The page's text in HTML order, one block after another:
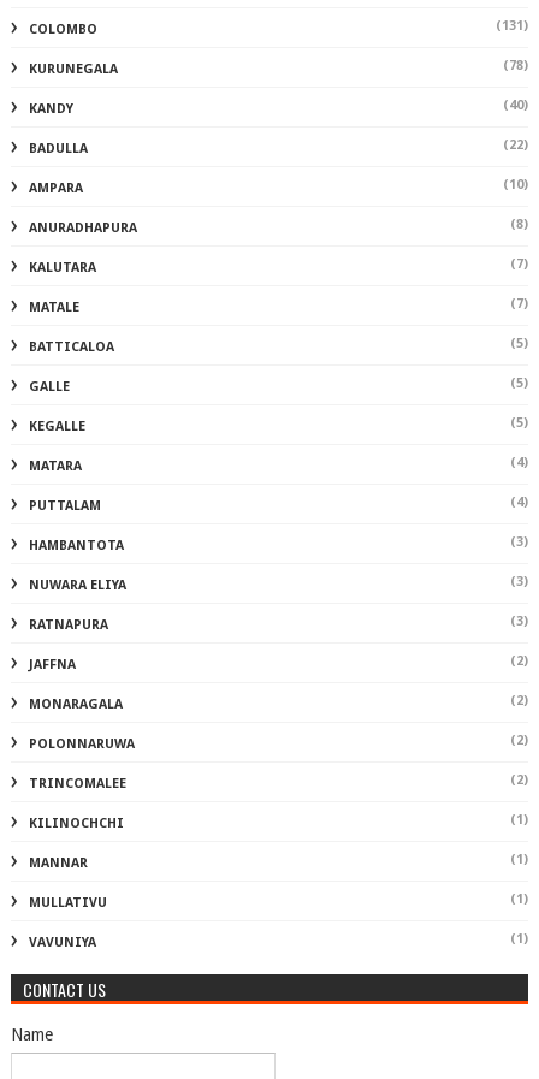
COLOMBO (131)
KURUNEGALA (78)
KANDY (40)
BADULLA (22)
AMPARA (10)
ANURADHAPURA (8)
KALUTARA (7)
MATALE (7)
BATTICALOA (5)
GALLE (5)
KEGALLE (5)
MATARA (4)
PUTTALAM (4)
HAMBANTOTA (3)
NUWARA ELIYA (3)
RATNAPURA (3)
JAFFNA (2)
MONARAGALA (2)
POLONNARUWA (2)
TRINCOMALEE (2)
KILINOCHCHI (1)
MANNAR (1)
MULLATIVU (1)
VAVUNIYA (1)
CONTACT US
Name